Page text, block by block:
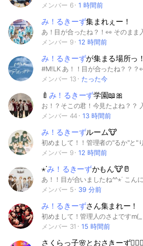
メンバー 6
1 時間前
み！るきーず集まれぇー！
メンバー 9
12 時間前
み！るきーずが集まる場所っ！
メンバー 13
たった今
🍼 み！るきーず学園📖🎀
メンバー 44
13 時間前
み！るきーずルーム🐮
メンバー 9
12 時間前
⋆˙み！るきーずかもん🐮🥛
メンバー 5
39 分前
み！るきーずさん集まれー！
メンバー 31
15 時間前